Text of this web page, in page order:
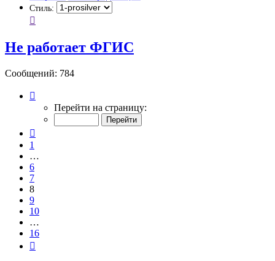
Стиль:
Не работает ФГИС
Сообщений: 784
Перейти на страницу:
1
…
6
7
8
9
10
…
16